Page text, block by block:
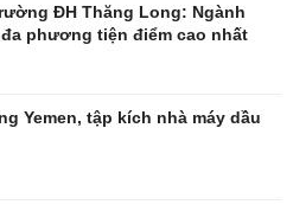
Doanh nghiệp 24h
Doanh nhân
ĐH Thăng Long: Ngành
phương tiện điểm cao nhất
Yemen, tập kích nhà máy dầu